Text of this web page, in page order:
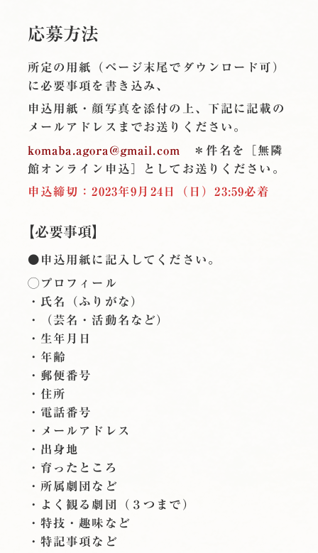
応募方法
所定の用紙（ページ末尾でダウンロード可）
に必要事項を書き込み、
申込用紙・顔写真を添付の上、下記に記載の
メールアドレスまでお送りください。
komaba.agora@gmail.com
＊件名を［無隣
館オンライン申込］としてお送りください。
申込締切：2023年9月24日（日）23:59必着
【必要事項】
●申込用紙に記入してください。
◯プロフィール
・氏名（ふりがな）
・（芸名・活動名など）
・生年月日
・年齢
・郵便番号
・住所
・電話番号
・メールアドレス
・出身地
・育ったところ
・所属劇団など
・よく観る劇団（３つまで）
・特技・趣味など
・特記事項など